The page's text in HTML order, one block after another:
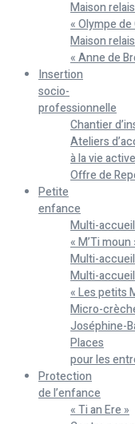
Maison relais
« Olympe de
Maison relais
« Anne de
Insertion
socio-
professionnelle
Chantier
Ateliers
à la vie
Offre de
Petite
enfance
Multi-accueil
« M’Ti moun
Multi-accueil
Multi-accueil
« Les petits
Micro-
Joséphine-
Places
pour les
Protection
de l’enfance
« Ti an Ere »